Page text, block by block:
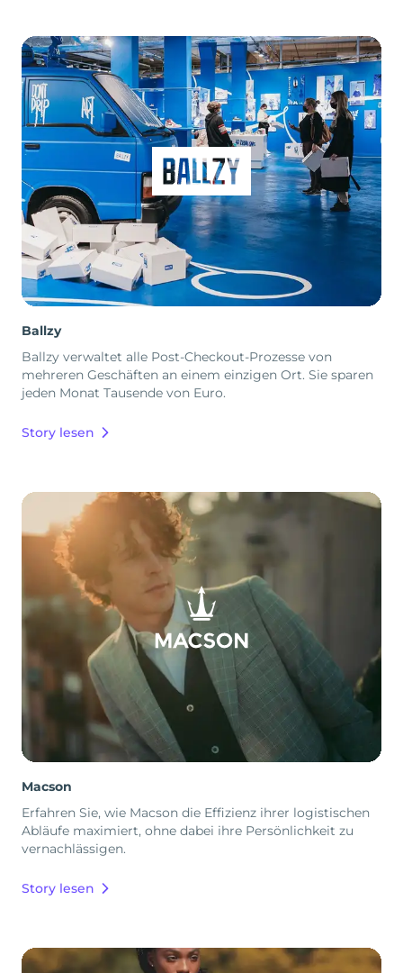
Ballzy
Ballzy verwaltet alle Post-Checkout-Prozesse von
mehreren Geschäften an einem einzigen Ort. Sie sparen
jeden Monat Tausende von Euro.
Story lesen
Macson
Erfahren Sie, wie Macson die Effizienz ihrer logistischen
Abläufe maximiert, ohne dabei ihre Persönlichkeit zu
vernachlässigen.
Story lesen